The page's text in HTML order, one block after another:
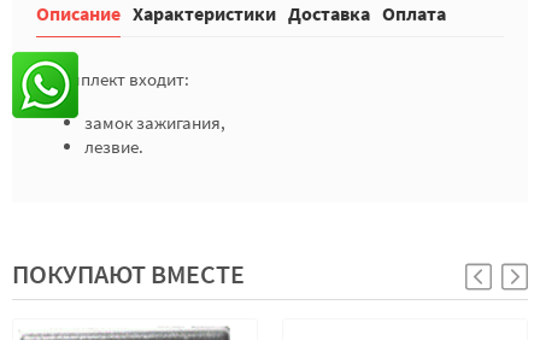
Описание Характеристики Доставка Оплата
В комплект входит:
замок зажигания,
лезвие.
ПОКУПАЮТ ВМЕСТЕ